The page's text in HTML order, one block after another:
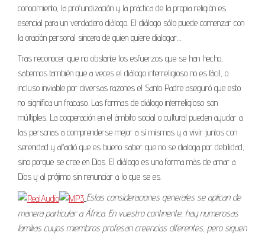
conocimiento, la profundización y la práctica de la propia religión es
esencial para un verdadero diálogo. El diálogo sólo puede comenzar con
la oración personal sincera de quien quiere dialogar…
Tras reconocer que no obstante los esfuerzos que se han hecho,
sabemos también que a veces el diálogo interreligioso no es fácil, o
incluso inviable por diversas razones el Santo Padre aseguró que esto
no significa un fracaso. Las formas de diálogo interreligioso son
múltiples. La cooperación en el ámbito social o cultural pueden ayudar a
las personas a comprenderse mejor a sí mismas y a vivir juntos con
serenidad y añadió que es bueno saber que no se dialoga por debilidad,
sino porque se cree en Dios. El diálogo es una forma más de amar a
Dios y al prójimo sin renunciar a lo que se es.
Estas consideraciones generales se aplican de
manera particular a África. En vuestro continente, hay numerosas
familias cuyos miembros profesan creencias diferentes, pero siguen